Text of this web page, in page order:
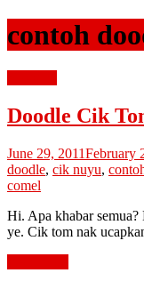
contoh
Doodle Cik
June 29, 2011February
doodle, cik nuyu,
comel
Hi. Apa khabar
ye. Cik tom nak